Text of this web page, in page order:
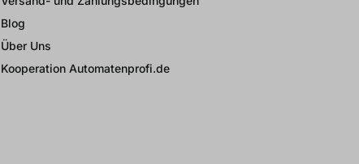
Blog
Über Uns
Kooperation Automatenprofi.de